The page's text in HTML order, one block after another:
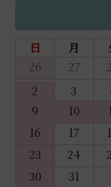
日 月
26
27
2
3
9
10
16
17
23
24
30
31